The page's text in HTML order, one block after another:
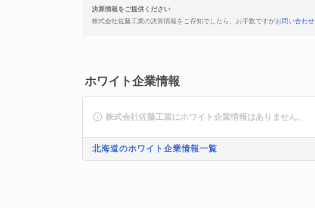
決算情報をご提供ください
株式会社佐藤工業の決算情報をご存知でしたら、お手数ですがお問い合わせ
ホワイト企業情報
株式会社佐藤工業にホワイト企業情報はありません。
北海道のホワイト企業情報一覧